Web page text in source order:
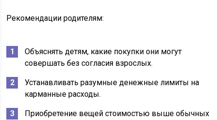
Рекомендации родителям:
Объяснять детям, какие покупки они могут
совершать без согласия взрослых.
Устанавливать разумные денежные лимиты на
карманные расходы.
Приобретение вещей стоимостью выше обычных